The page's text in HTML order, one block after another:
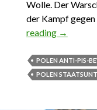
Wolle. Der
der Kampf
reading Das
→
POLEN ANTI-PIS-
POLEN